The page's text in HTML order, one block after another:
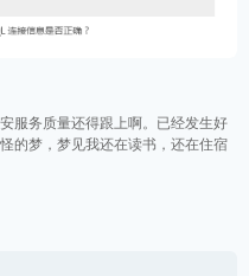
服务质量还得跟上啊。已经发生好
的梦，梦见我还在读书，还在住宿